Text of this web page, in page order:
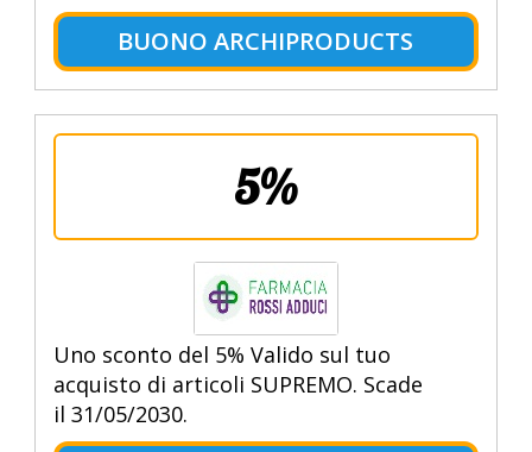
BUONO ARCHIPRODUCTS
5%
Uno sconto del 5% Valido sul tuo
acquisto di articoli SUPREMO. Scade
il 31/05/2030.